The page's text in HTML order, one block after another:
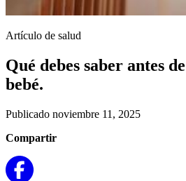
Artículo de salud
Qué debes saber antes
bebé.
Publicado noviembre 11, 2025
Compartir